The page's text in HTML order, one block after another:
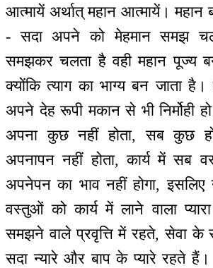
आत्मायें अर्थात् महान आत्मायें। महान
- सदा अपने को मेहमान समझ
समझकर चलता है वही महान पूज्य
क्योंकि त्याग का भाग्य बन जाता
अपने देह रूपी मकान से भी निर्मोही
अपना कुछ नहीं होता, सब कुछ
अपनापन नहीं होता, कार्य में सब
अपनेपन का भाव नहीं होगा, इसलिए
वस्तुओं को कार्य में लाने वाला
समझने वाले प्रवृत्ति में रहते, सेवा के
सदा न्यारे और बाप के प्यारे रहते